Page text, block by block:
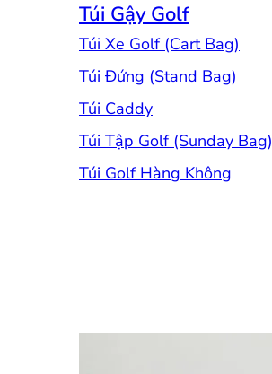
Túi Gậy Golf
Túi Xe Golf (Cart Bag)
Túi Đứng (Stand Bag)
Túi Caddy
Túi Tập Golf (Sunday Bag)
Túi Golf Hàng Không